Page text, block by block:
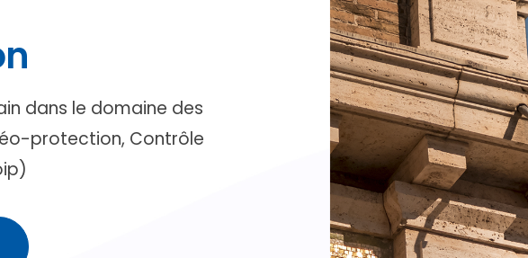
dans le domaine des
protection, Contrôle